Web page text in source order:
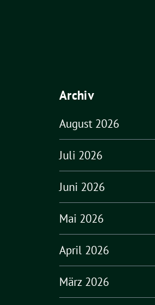
Archiv
August 2026
Juli 2026
Juni 2026
Mai 2026
April 2026
März 2026